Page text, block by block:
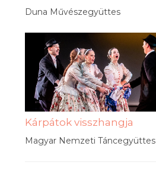
Duna Művészegyüttes
Kárpátok visszhangja
Magyar Nemzeti Táncegyüttes